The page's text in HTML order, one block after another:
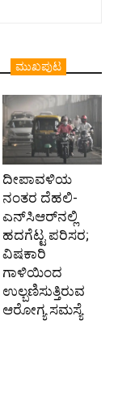
ಮುಖಪುಟ
ದೀಪಾವಳಿಯ
ನಂತರ ದೆಹಲಿ-
ಎನ್‌ಸಿಆರ್‌ನಲ್ಲಿ
ಹದಗೆಟ್ಟ ಪರಿಸರ;
ವಿಷಕಾರಿ
ಗಾಳಿಯಿಂದ
ಉಲ್ಬಣಿಸುತ್ತಿರುವ
ಆರೋಗ್ಯ ಸಮಸ್ಯೆ